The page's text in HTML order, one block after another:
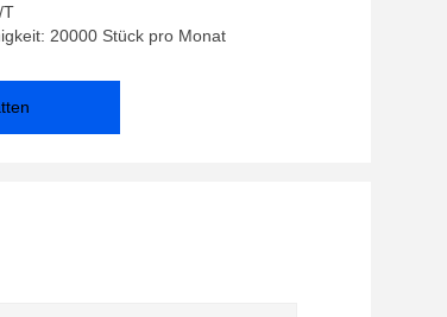
T
20000 Stück pro Monat